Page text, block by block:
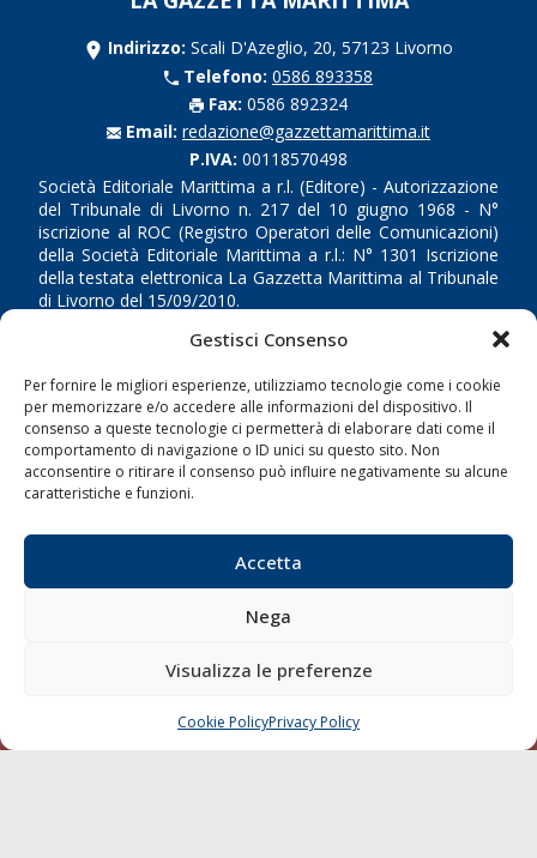
Gestisci Consenso
Per fornire le migliori esperienze, utilizziamo tecnologie come i cookie
per memorizzare e/o accedere alle informazioni del dispositivo. Il
consenso a queste tecnologie ci permetterà di elaborare dati come il
comportamento di navigazione o ID unici su questo sito. Non
acconsentire o ritirare il consenso può influire negativamente su alcune
caratteristiche e funzioni.
Accetta
Nega
Visualizza le preferenze
Cookie PolicyPrivacy Policy
Indirizzo: Scali D'Azeglio, 20, 57123 Livorno
Telefono: 0586 893358
Fax: 0586 892324
Email: redazione@gazzettamarittima.it
P.IVA: 00118570498
Società Editoriale Marittima a r.l. (Editore) - Autorizzazione
del Tribunale di Livorno n. 217 del 10 giugno 1968 - N°
iscrizione al ROC (Registro Operatori delle Comunicazioni)
della Società Editoriale Marittima a r.l.: N° 1301 Iscrizione
della testata elettronica La Gazzetta Marittima al Tribunale
di Livorno del 15/09/2010.
LINK
Shipping
Porti/Interporti
Trasporti
Sostenibilità
Compagnie di Navigazione
Blue economy
Diporto
Contatti
CHIAMA SCRIVI